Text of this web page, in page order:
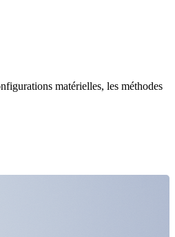
matérielles, les méthodes